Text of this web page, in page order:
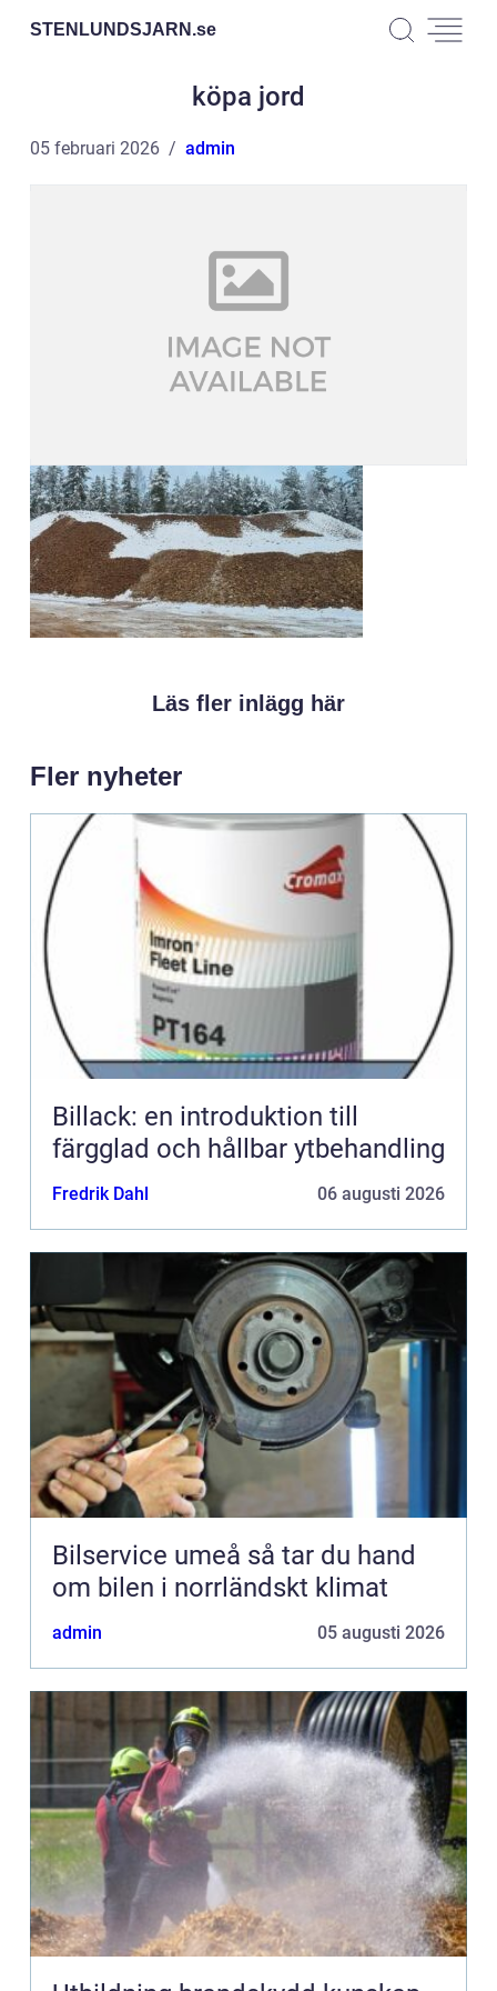
STENLUNDSJARN.se
köpa jord
05 februari 2026 admin
Läs fler inlägg här
Fler nyheter
Billack: en introduktion till
färgglad och hållbar ytbehandling
Fredrik Dahl 06 augusti 2026
Bilservice umeå så tar du hand
om bilen i norrländskt klimat
admin 05 augusti 2026